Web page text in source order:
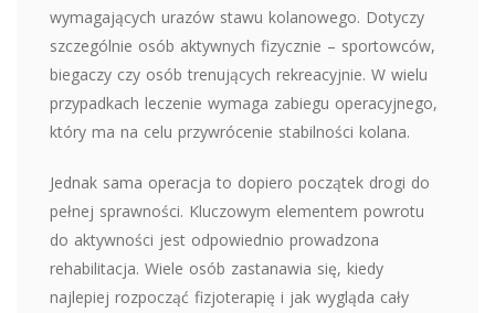
wymagających urazów stawu kolanowego. Dotyczy
szczególnie osób aktywnych fizycznie – sportowców,
biegaczy czy osób trenujących rekreacyjnie. W wielu
przypadkach leczenie wymaga zabiegu operacyjnego,
który ma na celu przywrócenie stabilności kolana.
Jednak sama operacja to dopiero początek drogi do
pełnej sprawności. Kluczowym elementem powrotu
do aktywności jest odpowiednio prowadzona
rehabilitacja. Wiele osób zastanawia się, kiedy
najlepiej rozpocząć fizjoterapię i jak wygląda cały